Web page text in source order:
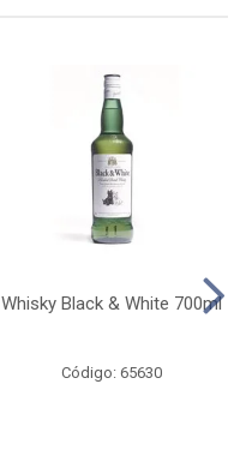
Whisky Black & White 700ml
Código: 65630